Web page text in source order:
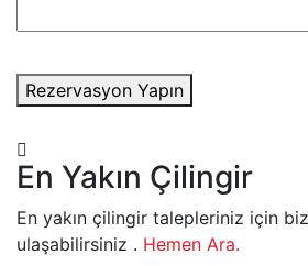
Rezervasyon Yapın
En Yakın Çilingir
En yakın çilingir talepleriniz için
ulaşabilirsiniz . Hemen Ara.